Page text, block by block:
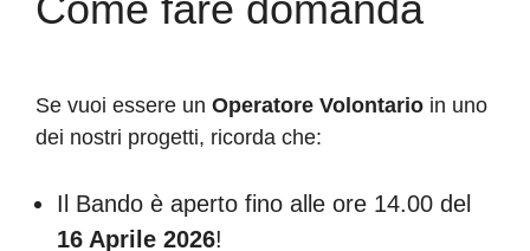
Se vuoi essere un Operatore Volontario in uno
dei nostri progetti, ricorda che:
Il Bando è aperto fino alle ore 14.00 del
16 Aprile 2026!